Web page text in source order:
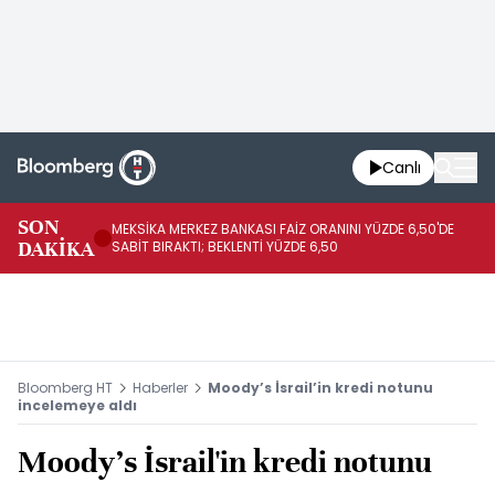
Canlı
SON
DAKİKA
MEKSİKA MERKEZ BANKASI FAİZ ORANINI YÜZDE 6,50'DE
SABİT BIRAKTI; BEKLENTİ YÜZDE 6,50
Bloomberg HT Haberler
Moody’s İsrail’in kredi notunu
incelemeye aldı
Moody's İsrail'in kredi notunu